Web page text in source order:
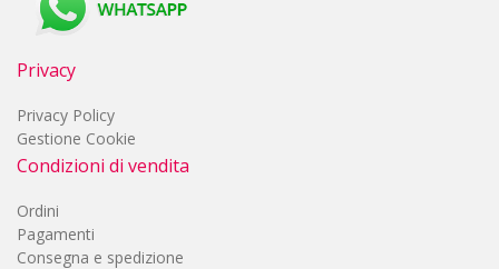
Privacy
Privacy Policy
Gestione Cookie
Condizioni di vendita
Ordini
Pagamenti
Consegna e spedizione